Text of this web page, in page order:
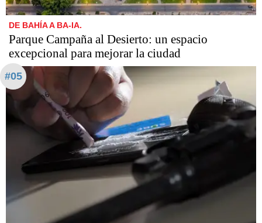
DE BAHÍA A BA-IA.
Parque Campaña al Desierto: un espacio
excepcional para mejorar la ciudad
#05